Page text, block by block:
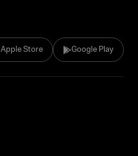
Apple Store Google Play